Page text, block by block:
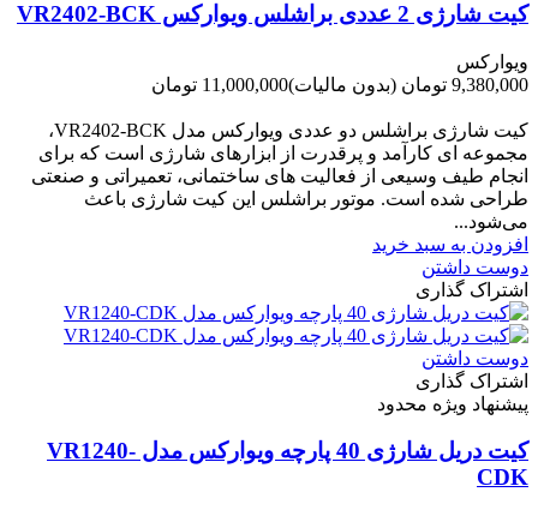
کیت شارژی 2 عددی براشلس ویوارکس VR2402-BCK
ویوارکس
9,380,000 تومان
(بدون مالیات)11,000,000 تومان
کیت شارژی براشلس دو عددی ویوارکس مدل VR2402-BCK،
مجموعه ای کارآمد و پرقدرت از ابزارهای شارژی است که برای
انجام طیف وسیعی از فعالیت های ساختمانی، تعمیراتی و صنعتی
طراحی شده است. موتور براشلس این کیت شارژی باعث
می‌شود...
افزودن به سبد خرید
دوست داشتن
اشتراک گذاری
دوست داشتن
اشتراک گذاری
پیشنهاد ویژه محدود
کیت دریل شارژی 40 پارچه ویوارکس مدل VR1240-
CDK